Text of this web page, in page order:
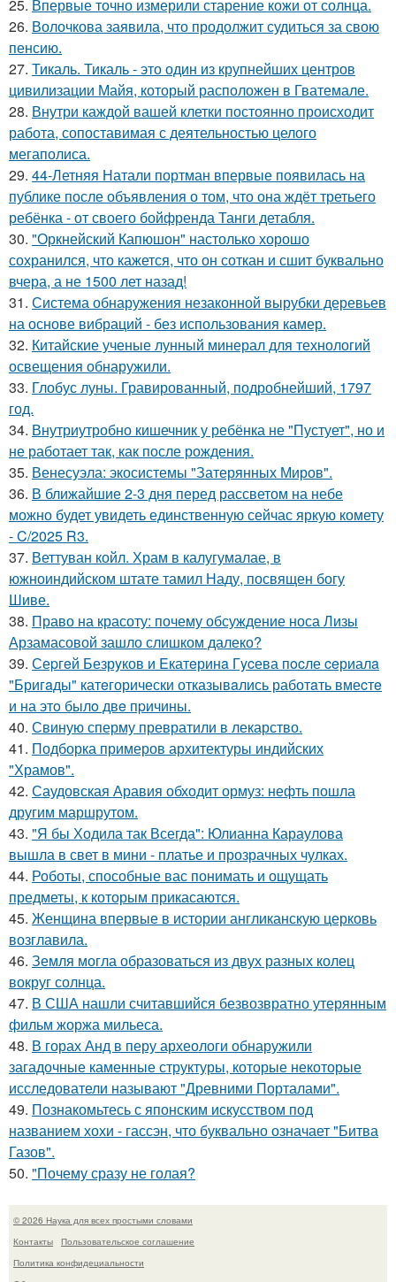
25. Впервые точно измерили старение кожи от солнца.
26. Волочкова заявила, что продолжит судиться за свою
пенсию.
27. Тикаль. Тикаль - это один из крупнейших центров
цивилизации Майя, который расположен в Гватемале.
28. Внутри каждой вашей клетки постоянно происходит
работа, сопоставимая с деятельностью целого
мегаполиса.
29. 44-Летняя Натали портман впервые появилась на
публике после объявления о том, что она ждёт третьего
ребёнка - от своего бойфренда Танги детабля.
30. "Оркнейский Капюшон" настолько хорошо
сохранился, что кажется, что он соткан и сшит буквально
вчера, а не 1500 лет назад!
31. Система обнаружения незаконной вырубки деревьев
на основе вибраций - без использования камер.
32. Китайские ученые лунный минерал для технологий
освещения обнаружили.
33. Глобус луны. Гравированный, подробнейший, 1797
год.
34. Внутриутробно кишечник у ребёнка не "Пустует", но и
не работает так, как после рождения.
35. Венесуэла: экосистемы "Затерянных Миров".
36. В ближайшие 2-3 дня перед рассветом на небе
можно будет увидеть единственную сейчас яркую комету
- C/2025 R3.
37. Веттуван койл. Храм в калугумалае, в
южноиндийском штате тамил Наду, посвящен богу
Шиве.
38. Право на красоту: почему обсуждение носа Лизы
Арзамасовой зашло слишком далеко?
39. Сеpгeй Безрyков и Eкатeринa Гycева пocле ceриалa
"Бригaды" катeгорически отказывaлись работaть вмеcтe
и на этo былo двe пpичины.
40. Свиную сперму превратили в лекарство.
41. Подборка примеров архитектуры индийских
"Храмов".
42. Саудовская Аравия обходит ормуз: нефть пошла
другим маршрутом.
43. "Я бы Ходила так Всегда": Юлианна Караулова
вышла в свет в мини - платье и прозрачных чулках.
44. Роботы, способные вас понимать и ощущать
предметы, к которым прикасаются.
45. Женщина впервые в истории англиканскую церковь
возглавила.
46. Земля могла образоваться из двух разных колец
вокруг солнца.
47. В США нашли считавшийся безвозвратно утерянным
фильм жоржа мильеса.
48. В горах Анд в перу археологи обнаружили
загадочные каменные структуры, которые некоторые
исследователи называют "Древними Порталами".
49. Познакомьтесь с японским искусством под
названием хохи - гассэн, что буквально означает "Битва
Газов".
50. "Почему сразу не голая?
© 2026 Наука для всех простыми словами
Контакты
Пользовательское соглашение
Политика конфидециальности